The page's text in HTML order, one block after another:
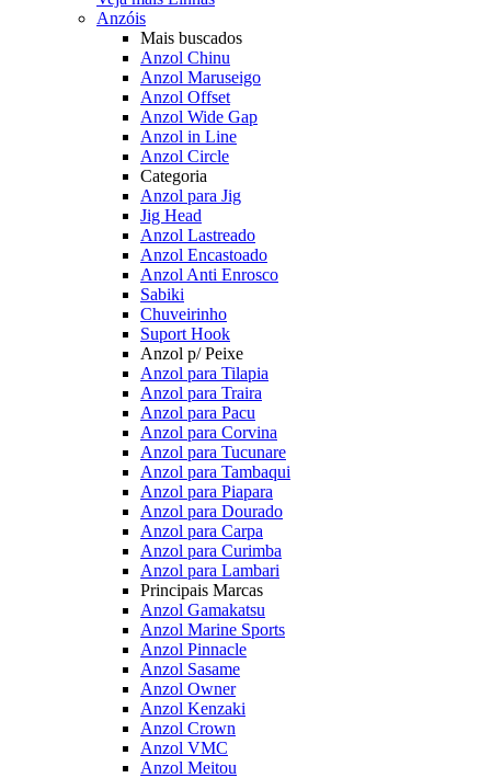
Anzóis
Mais buscados
Anzol Chinu
Anzol Maruseigo
Anzol Offset
Anzol Wide Gap
Anzol in Line
Anzol Circle
Categoria
Anzol para Jig
Jig Head
Anzol Lastreado
Anzol Encastoado
Anzol Anti Enrosco
Sabiki
Chuveirinho
Suport Hook
Anzol p/ Peixe
Anzol para Tilapia
Anzol para Traira
Anzol para Pacu
Anzol para Corvina
Anzol para Tucunare
Anzol para Tambaqui
Anzol para Piapara
Anzol para Dourado
Anzol para Carpa
Anzol para Curimba
Anzol para Lambari
Principais Marcas
Anzol Gamakatsu
Anzol Marine Sports
Anzol Pinnacle
Anzol Sasame
Anzol Owner
Anzol Kenzaki
Anzol Crown
Anzol VMC
Anzol Meitou